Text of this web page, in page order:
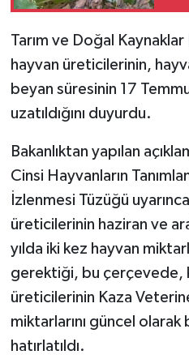
Tarım ve Doğal Kaynaklar
hayvan üreticilerinin,
beyan süresinin 17
uzatıldığını duyurdu.
Bakanlıktan yapılan
Cinsi Hayvanların
İzlenmesi Tüzüğü
üreticilerinin haziran ve
yılda iki kez hayvan
gerektiği, bu çerçevede,
üreticilerinin Kaza
miktarlarını güncel
hatırlatıldı.